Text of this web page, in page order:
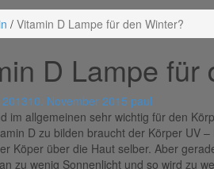
/ Vitamin D Lampe für den Winter?
D Lampe für
10. November 2015 paul
im allgemeinen sehr wichtig für den
D zu bilden braucht der Körper UV
Köper über die Haut selber. Aber
zu wenig Sonnenlicht und so wird zu